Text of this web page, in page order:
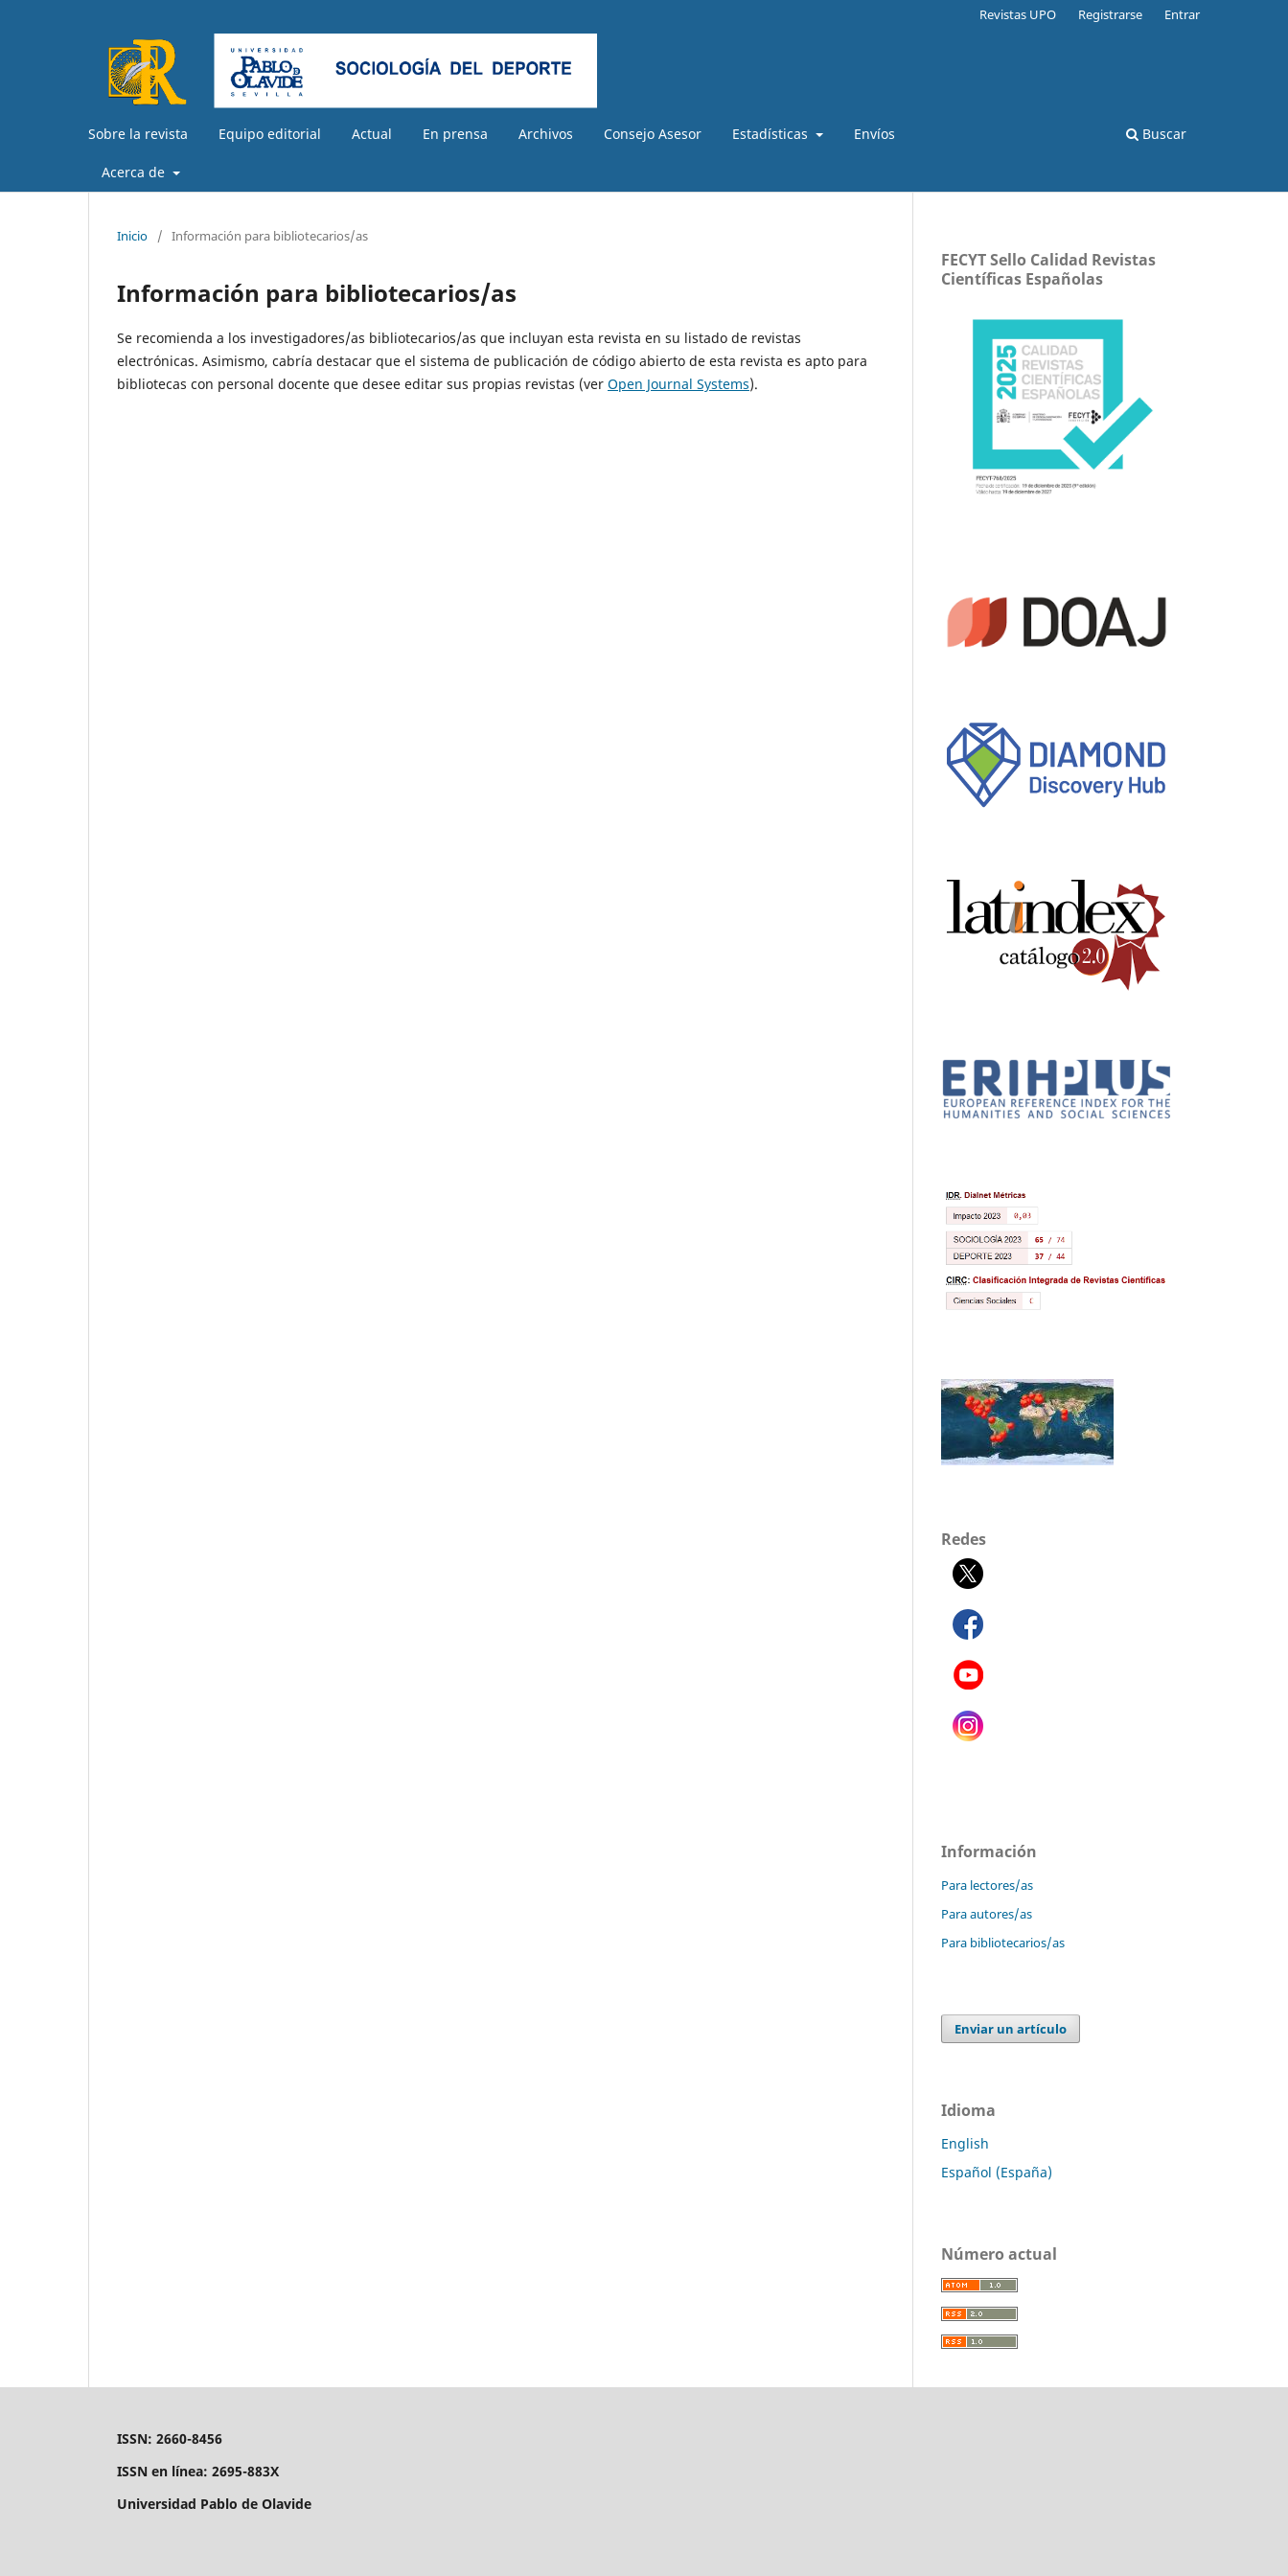
Sobre la revista Equipo editorial Actual En prensa Archivos Consejo Asesor Estadísticas Envíos
Acerca de
Buscar
Revistas UPO Registrarse Entrar
Inicio / Información para bibliotecarios/as
Información para bibliotecarios/as
Se recomienda a los investigadores/as bibliotecarios/as que incluyan esta revista en su listado de revistas
electrónicas. Asimismo, cabría destacar que el sistema de publicación de código abierto de esta revista es apto para
bibliotecas con personal docente que desee editar sus propias revistas (ver Open Journal Systems).
FECYT Sello Calidad Revistas
Científicas Españolas
Redes
Información
Para lectores/as
Para autores/as
Para bibliotecarios/as
Enviar un artículo
Idioma
English
Español (España)
Número actual
ISSN: 2660-8456
ISSN en línea: 2695-883X
Universidad Pablo de Olavide